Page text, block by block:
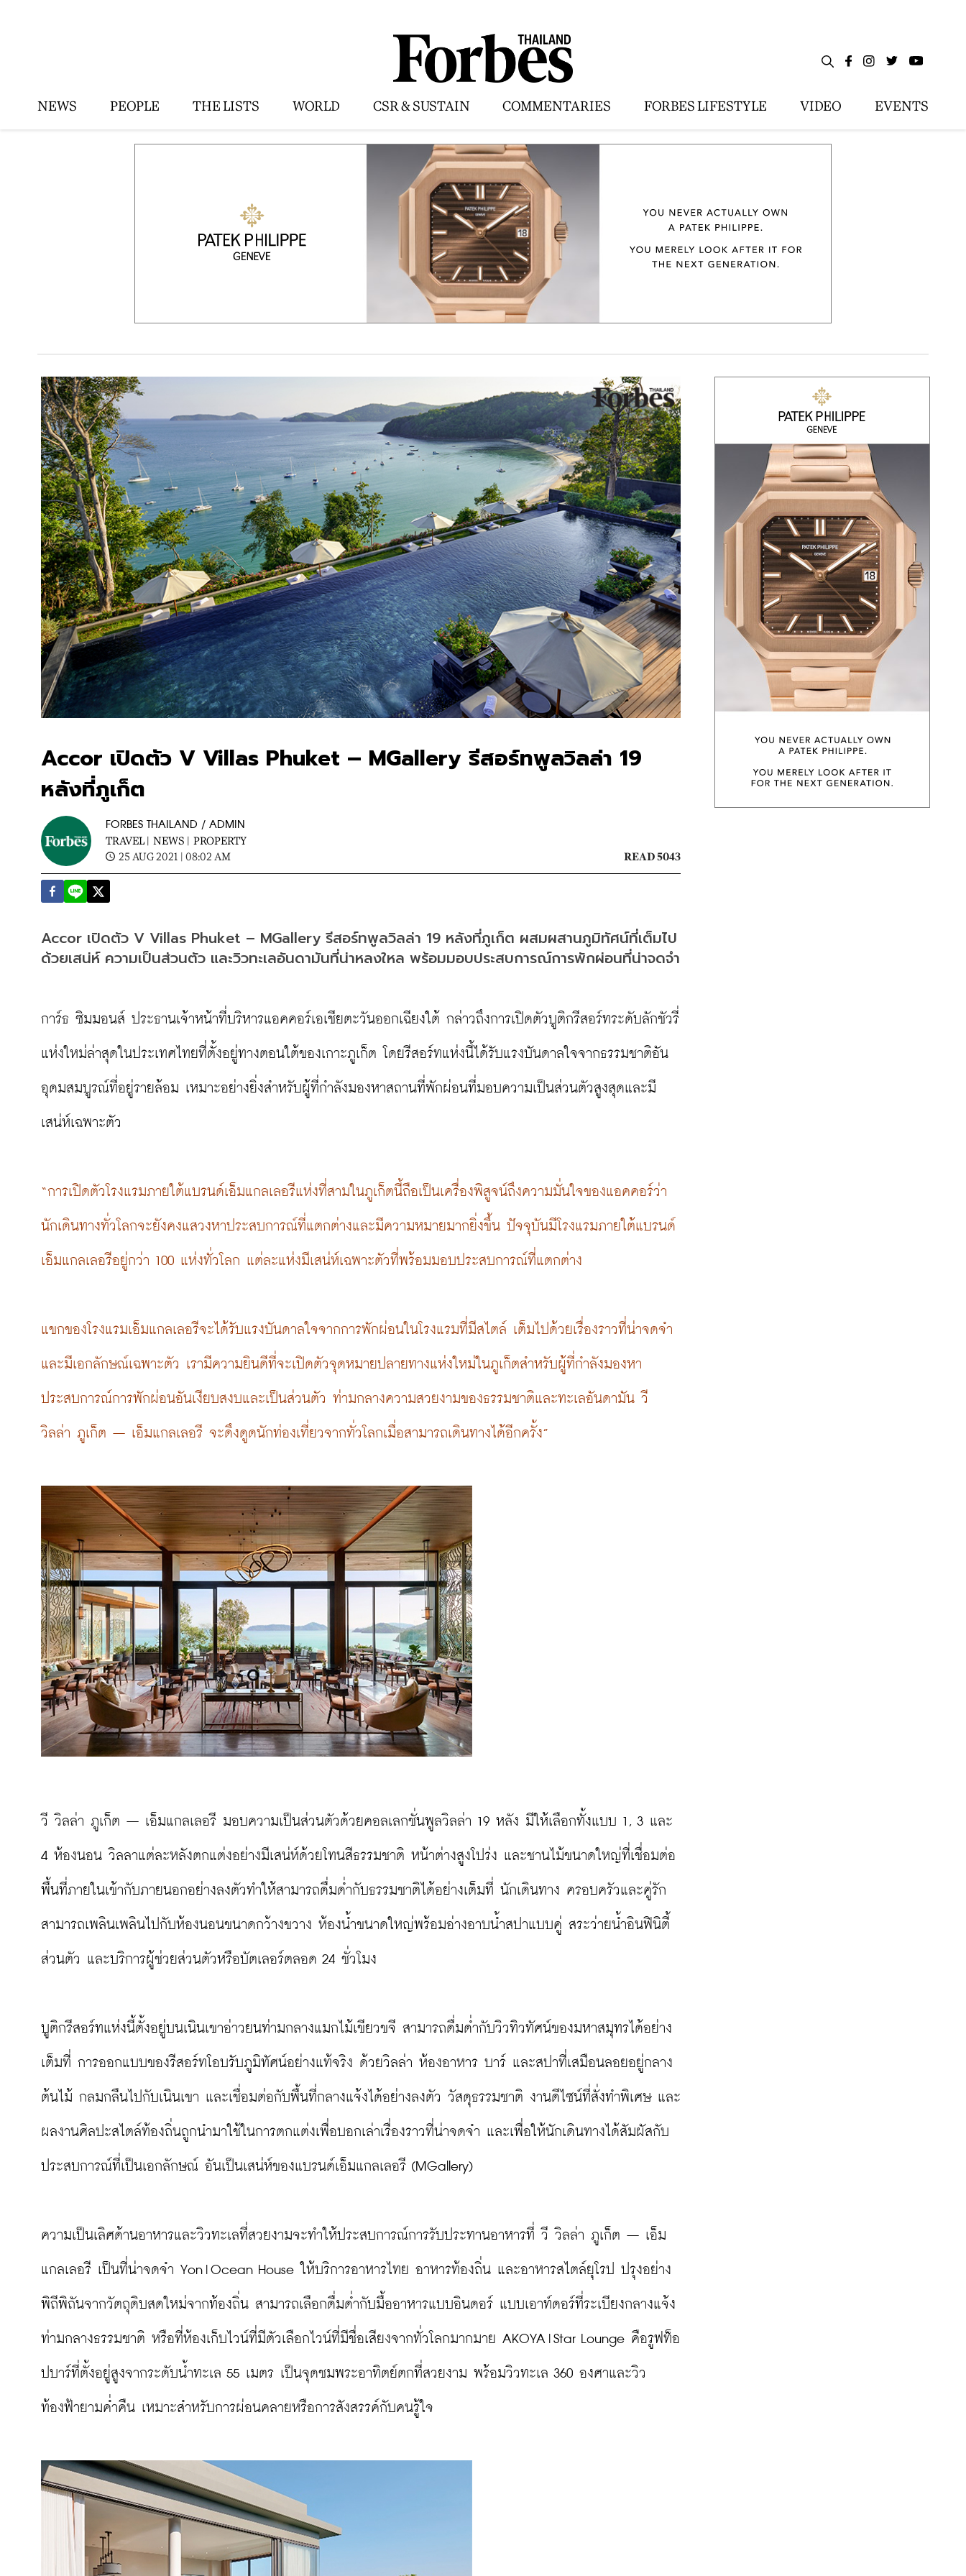
NEWS PEOPLE THE LISTS WORLD CSR & SUSTAIN COMMENTARIES FORBES LIFESTYLE VIDEO EVENTS
Accor เปิดตัว V Villas Phuket – MGallery รีสอร์ทพูลวิลล่า 19
หลังที่ภูเก็ต
FORBES THAILAND / ADMIN
TRAVEL | NEWS | PROPERTY
25 AUG 2021 | 08:02 AM
READ 5043
Accor เปิดตัว V Villas Phuket – MGallery รีสอร์ทพูลวิลล่า 19 หลังที่ภูเก็ต ผสมผสานภูมิทัศน์ที่เต็มไป
ด้วยเสน่ห์ ความเป็นส่วนตัว และวิวทะเลอันดามันที่น่าหลงใหล พร้อมมอบประสบการณ์การพักผ่อนที่น่าจดจำ
การ์ธ ซิมมอนส์ ประธานเจ้าหน้าที่บริหารแอคคอร์เอเชียตะวันออกเฉียงใต้ กล่าวถึงการเปิดตัวบูติกรีสอร์ทระดับลักชัวรี่
แห่งใหม่ล่าสุดในประเทศไทยที่ตั้งอยู่ทางตอนใต้ของเกาะภูเก็ต โดยรีสอร์ทแห่งนี้ได้รับแรงบันดาลใจจากธรรมชาติอัน
อุดมสมบูรณ์ที่อยู่รายล้อม เหมาะอย่างยิ่งสำหรับผู้ที่กำลังมองหาสถานที่พักผ่อนที่มอบความเป็นส่วนตัวสูงสุดและมี
เสน่ห์เฉพาะตัว
“การเปิดตัวโรงแรมภายใต้แบรนด์เอ็มแกลเลอรีแห่งที่สามในภูเก็ตนี้ถือเป็นเครื่องพิสูจน์ถึงความมั่นใจของแอคคอร์ว่า
นักเดินทางทั่วโลกจะยังคงแสวงหาประสบการณ์ที่แตกต่างและมีความหมายมากยิ่งขึ้น ปัจจุบันมีโรงแรมภายใต้แบรนด์
เอ็มแกลเลอรีอยู่กว่า 100 แห่งทั่วโลก แต่ละแห่งมีเสน่ห์เฉพาะตัวที่พร้อมมอบประสบการณ์ที่แตกต่าง
แขกของโรงแรมเอ็มแกลเลอรีจะได้รับแรงบันดาลใจจากการพักผ่อนในโรงแรมที่มีสไตล์ เต็มไปด้วยเรื่องราวที่น่าจดจำ
และมีเอกลักษณ์เฉพาะตัว เรามีความยินดีที่จะเปิดตัวจุดหมายปลายทางแห่งใหม่ในภูเก็ตสำหรับผู้ที่กำลังมองหา
ประสบการณ์การพักผ่อนอันเงียบสงบและเป็นส่วนตัว ท่ามกลางความสวยงามของธรรมชาติและทะเลอันดามัน วี
วิลล่า ภูเก็ต – เอ็มแกลเลอรี จะดึงดูดนักท่องเที่ยวจากทั่วโลกเมื่อสามารถเดินทางได้อีกครั้ง”
วี วิลล่า ภูเก็ต – เอ็มแกลเลอรี มอบความเป็นส่วนตัวด้วยคอลเลกชั่นพูลวิลล่า 19 หลัง มีให้เลือกทั้งแบบ 1, 3 และ
4 ห้องนอน วิลลาแต่ละหลังตกแต่งอย่างมีเสน่ห์ด้วยโทนสีธรรมชาติ หน้าต่างสูงโปร่ง และชานไม้ขนาดใหญ่ที่เชื่อมต่อ
พื้นที่ภายในเข้ากับภายนอกอย่างลงตัวทำให้สามารถดื่มด่ำกับธรรมชาติได้อย่างเต็มที่ นักเดินทาง ครอบครัวและคู่รัก
สามารถเพลินเพลินไปกับห้องนอนขนาดกว้างขวาง ห้องน้ำขนาดใหญ่พร้อมอ่างอาบน้ำสปาแบบคู่ สระว่ายน้ำอินฟินิตี้
ส่วนตัว และบริการผู้ช่วยส่วนตัวหรือบัตเลอร์ตลอด 24 ชั่วโมง
บูติกรีสอร์ทแห่งนี้ตั้งอยู่บนเนินเขาอ่าวยนท่ามกลางแมกไม้เขียวขจี สามารถดื่มด่ำกับวิวทิวทัศน์ของมหาสมุทรได้อย่าง
เต็มที่ การออกแบบของรีสอร์ทโอบรับภูมิทัศน์อย่างแท้จริง ด้วยวิลล่า ห้องอาหาร บาร์ และสปาที่เสมือนลอยอยู่กลาง
ต้นไม้ กลมกลืนไปกับเนินเขา และเชื่อมต่อกับพื้นที่กลางแจ้งได้อย่างลงตัว วัสดุธรรมชาติ งานดีไซน์ที่สั่งทำพิเศษ และ
ผลงานศิลปะสไตล์ท้องถิ่นถูกนำมาใช้ในการตกแต่งเพื่อบอกเล่าเรื่องราวที่น่าจดจำ และเพื่อให้นักเดินทางได้สัมผัสกับ
ประสบการณ์ที่เป็นเอกลักษณ์ อันเป็นเสน่ห์ของแบรนด์เอ็มแกลเลอรี (MGallery)
ความเป็นเลิศด้านอาหารและวิวทะเลที่สวยงามจะทำให้ประสบการณ์การรับประทานอาหารที่ วี วิลล่า ภูเก็ต – เอ็ม
แกลเลอรี เป็นที่น่าจดจำ Yon|Ocean House ให้บริการอาหารไทย อาหารท้องถิ่น และอาหารสไตล์ยุโรป ปรุงอย่าง
พิถีพิถันจากวัตถุดิบสดใหม่จากท้องถิ่น สามารถเลือกดื่มด่ำกับมื้ออาหารแบบอินดอร์ แบบเอาท์ดอร์ที่ระเบียงกลางแจ้ง
ท่ามกลางธรรมชาติ หรือที่ห้องเก็บไวน์ที่มีตัวเลือกไวน์ที่มีชื่อเสียงจากทั่วโลกมากมาย AKOYA|Star Lounge คือรูฟท็อ
ปบาร์ที่ตั้งอยู่สูงจากระดับน้ำทะเล 55 เมตร เป็นจุดชมพระอาทิตย์ตกที่สวยงาม พร้อมวิวทะเล 360 องศาและวิว
ท้องฟ้ายามค่ำคืน เหมาะสำหรับการผ่อนคลายหรือการสังสรรค์กับคนรู้ใจ